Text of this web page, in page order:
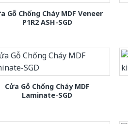
Gỗ Chống Cháy MDF Veneer
P1R2 ASH-SGD
Cửa Gỗ Chống Cháy MDF
Laminate-SGD